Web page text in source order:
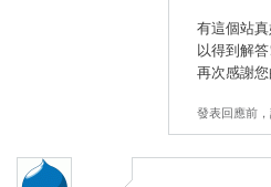
有這個站
以得到解答!
再次感謝
發表回應前